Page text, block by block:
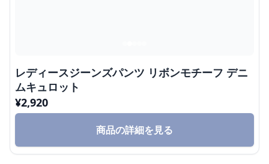
レディースジーンズパンツ リボンモチーフ デニ
ムキュロット
¥2,920
商品の詳細を見る